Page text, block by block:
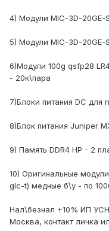
4) Модули MIC-3D-20
5) Модули MIC-3D-20
6)Модули 100g qsfp28
- 20к\пара
7)Блоки питания DC
8)Блок питания Juniper
9) Память DDR4 HP - 2
10) Оригинальные
glc-t) медные б\у - по
Нал\безнал +10% ИП УСН
Москва, контакт личка